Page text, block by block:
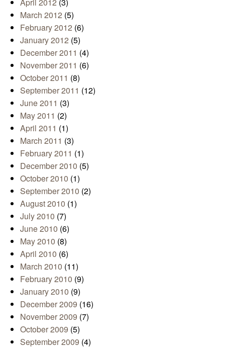
March 2012 (5)
February 2012 (6)
January 2012 (5)
December 2011 (4)
November 2011 (6)
October 2011 (8)
September 2011 (12)
June 2011 (3)
May 2011 (2)
April 2011 (1)
March 2011 (3)
February 2011 (1)
December 2010 (5)
October 2010 (1)
September 2010 (2)
August 2010 (1)
July 2010 (7)
June 2010 (6)
May 2010 (8)
April 2010 (6)
March 2010 (11)
February 2010 (9)
January 2010 (9)
December 2009 (16)
November 2009 (7)
October 2009 (5)
September 2009 (4)